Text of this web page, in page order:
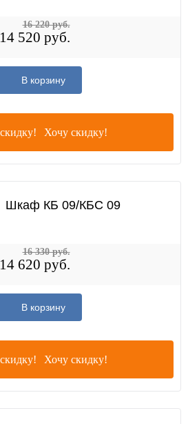
14 520 руб.
16 220 руб.
В корзину
Хочу скидку!
Шкаф КБ 09/КБС 09
14 620 руб.
16 330 руб.
В корзину
Хочу скидку!